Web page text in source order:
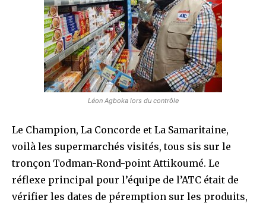
Léon Agboka lors du contrôle
Le Champion, La Concorde et La Samaritaine,
voilà les supermarchés visités, tous sis sur le
tronçon Todman-Rond-point Attikoumé. Le
réflexe principal pour l’équipe de l’ATC était de
vérifier les dates de péremption sur les produits,